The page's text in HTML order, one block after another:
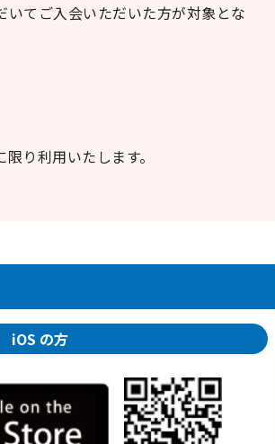
てご入会いただいた方が対象とな
り利用いたします。
iOS の方